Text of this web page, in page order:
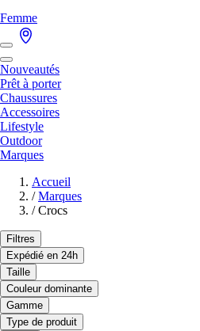
Femme
Nouveautés
Prêt à porter
Chaussures
Accessoires
Lifestyle
Outdoor
Marques
Accueil
/ Marques
/ Crocs
Filtres
Expédié en 24h
Taille
Couleur dominante
Gamme
Type de produit